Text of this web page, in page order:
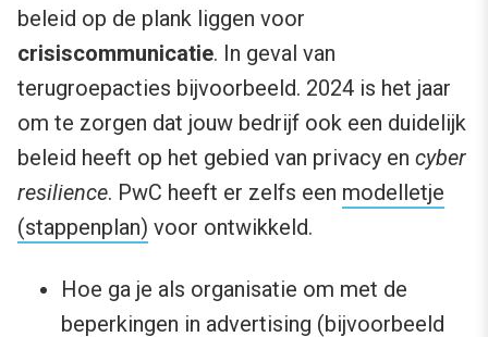
beleid op de plank liggen voor
crisiscommunicatie. In geval van
terugroepacties bijvoorbeeld. 2024 is het jaar
om te zorgen dat jouw bedrijf ook een duidelijk
beleid heeft op het gebied van privacy en cyber
resilience. PwC heeft er zelfs een modelletje
(stappenplan) voor ontwikkeld.
Hoe ga je als organisatie om met de
beperkingen in advertising (bijvoorbeeld